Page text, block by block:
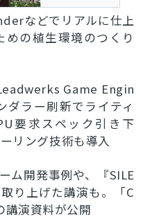
などでリアルに仕上
の植生環境のつくり
Game Engin
ダラー刷新でライティ
要求スペック引き下
リング技術も導入
ム開発事例や、『SILE
り上げた講演も。「C
講演資料が公開